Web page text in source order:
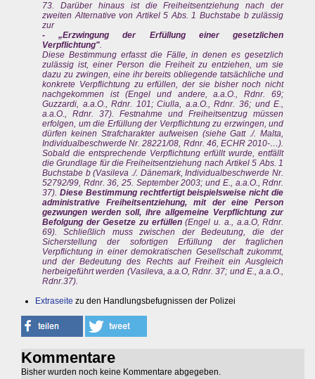
73. Darüber hinaus ist die Freiheitsentziehung nach der
zweiten Alternative von Artikel 5 Abs. 1 Buchstabe b zulässig
zur
- „Erzwingung der Erfüllung einer gesetzlichen
Verpflichtung".
Diese Bestimmung erfasst die Fälle, in denen es gesetzlich
zulässig ist, einer Person die Freiheit zu entziehen, um sie
dazu zu zwingen, eine ihr bereits obliegende tatsächliche und
konkrete Verpflichtung zu erfüllen, der sie bisher noch nicht
nachgekommen ist (Engel und andere, a.a.O., Rdnr. 69;
Guzzardi, a.a.O., Rdnr. 101; Ciulla, a.a.O., Rdnr. 36; und E.,
a.a.O., Rdnr. 37). Festnahme und Freiheitsentzug müssen
erfolgen, um die Erfüllung der Verpflichtung zu erzwingen, und
dürfen keinen Strafcharakter aufweisen (siehe Gatt ./. Malta,
Individualbeschwerde Nr. 28221/08, Rdnr. 46, ECHR 2010-…).
Sobald die entsprechende Verpflichtung erfüllt wurde, entfällt
die Grundlage für die Freiheitsentziehung nach Artikel 5 Abs. 1
Buchstabe b (Vasileva ./. Dänemark, Individualbeschwerde Nr.
52792/99, Rdnr. 36, 25. September 2003; und E., a.a.O., Rdnr.
37). Diese Bestimmung rechtfertigt beispielsweise nicht die
administrative Freiheitsentziehung, mit der eine Person
gezwungen werden soll, ihre allgemeine Verpflichtung zur
Befolgung der Gesetze zu erfüllen(Engel u. a., a.a.O, Rdnr.
69). Schließlich muss zwischen der Bedeutung, die der
Sicherstellung der sofortigen Erfüllung der fraglichen
Verpflichtung in einer demokratischen Gesellschaft zukommt,
und der Bedeutung des Rechts auf Freiheit ein Ausgleich
herbeigeführt werden (Vasileva, a.a.O, Rdnr. 37; und E., a.a.O.,
Rdnr.37).
Extraseite zu den Handlungsbefugnissen der Polizei
Kommentare
Bisher wurden noch keine Kommentare abgegeben.